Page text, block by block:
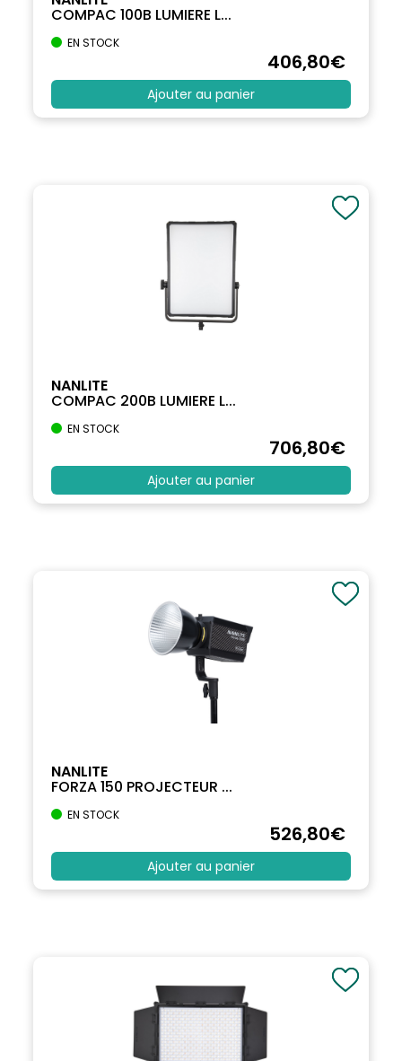
COMPAC 100B LUMIERE L...
EN STOCK
406,80€
Ajouter au panier
NANLITE
COMPAC 200B LUMIERE L...
EN STOCK
706,80€
Ajouter au panier
NANLITE
FORZA 150 PROJECTEUR ...
EN STOCK
526,80€
Ajouter au panier